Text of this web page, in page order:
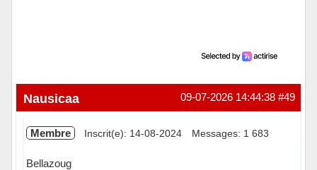
#49
09-07-2026 14:44:38
Nausicaa
Membre Inscrit(e): 14-08-2024 Messages: 1 683
Bellazoug